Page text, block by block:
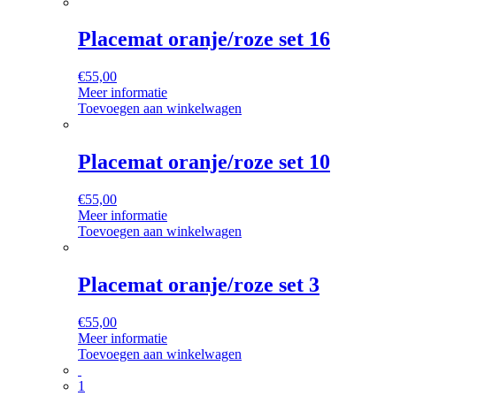
Placemat oranje/roze set 16
€55,00
Meer informatie
Toevoegen aan winkelwagen
Placemat oranje/roze set 10
€55,00
Meer informatie
Toevoegen aan winkelwagen
Placemat oranje/roze set 3
€55,00
Meer informatie
Toevoegen aan winkelwagen
1